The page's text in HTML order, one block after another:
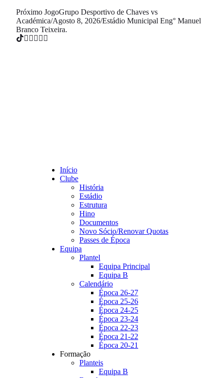
Próximo JogoGrupo Desportivo de Chaves vs
Académica/Agosto 8, 2026/Estádio Municipal Eng° Manuel
Branco Teixeira.
Início
Clube
História
Estádio
Estrutura
Hino
Documentos
Novo Sócio/Renovar Quotas
Passes de Época
Equipa
Plantel
Equipa Principal
Equipa B
Calendário
Época 26-27
Época 25-26
Época 24-25
Época 23-24
Época 22-23
Época 21-22
Época 20-21
Formação
Planteis
Equipa B